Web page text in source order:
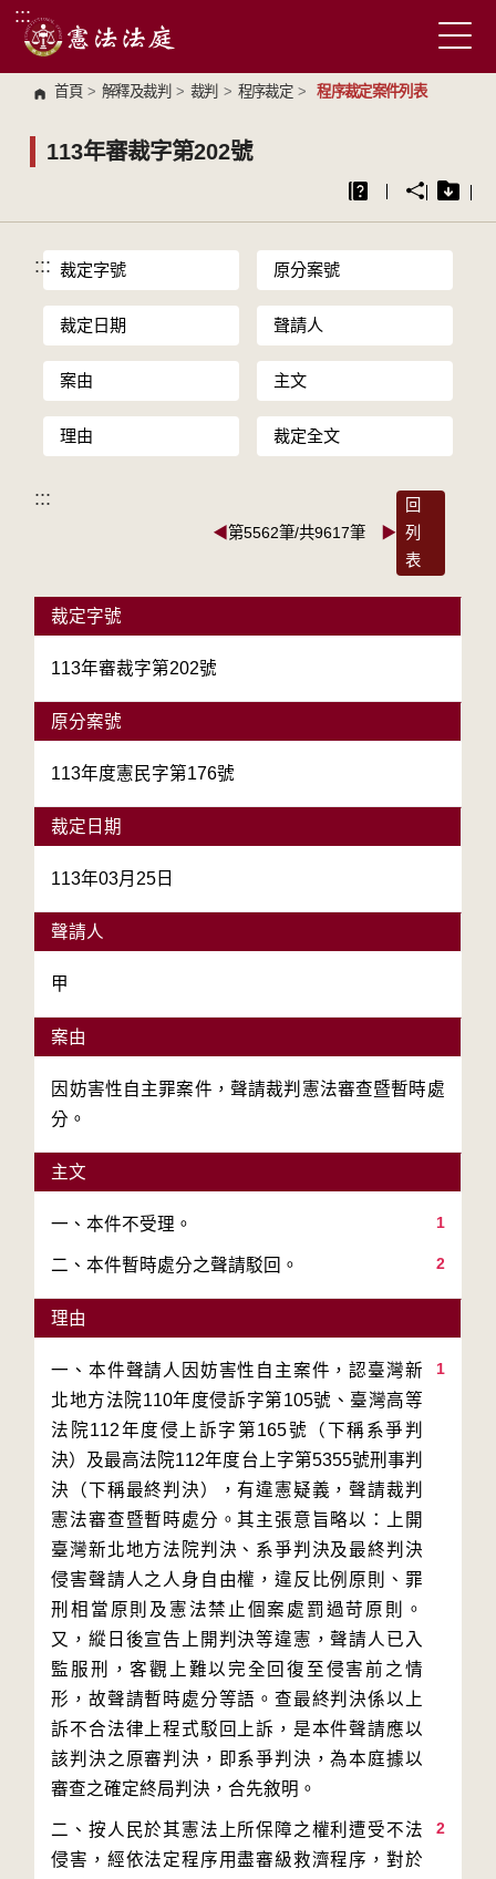
跳到主要內容區塊
:::
首頁 > 解釋及裁判 > 裁判 > 程序裁定 > 程序裁定案件列表
113年審裁字第202號
::: 裁定字號 原分案號
裁定日期 聲請人
案由 主文
理由 裁定全文
:::
◀第5562筆/共9617筆 ▶
回
列
表
裁定字號
113年審裁字第202號
原分案號
113年度憲民字第176號
裁定日期
113年03月25日
聲請人
甲
案由
因妨害性自主罪案件，聲請裁判憲法審查暨暫時處
分。
主文
1
2
二、本件暫時處分之聲請駁回。
理由
1
一、本件聲請人因妨害性自主案件，認臺灣新
北地方法院110年度侵訴字第105號、臺灣高等
法院112年度侵上訴字第165號（下稱系爭判
決）及最高法院112年度台上字第5355號刑事判
決（下稱最終判決），有違憲疑義，聲請裁判
憲法審查暨暫時處分。其主張意旨略以：上開
臺灣新北地方法院判決、系爭判決及最終判決
侵害聲請人之人身自由權，違反比例原則、罪
刑相當原則及憲法禁止個案處罰過苛原則。
又，縱日後宣告上開判決等違憲，聲請人已入
監服刑，客觀上難以完全回復至侵害前之情
形，故聲請暫時處分等語。查最終判決係以上
訴不合法律上程式駁回上訴，是本件聲請應以
該判決之原審判決，即系爭判決，為本庭據以
2
二、按人民於其憲法上所保障之權利遭受不法
侵害，經依法定程序用盡審級救濟程序，對於